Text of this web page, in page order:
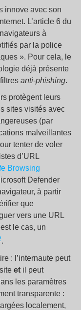
innove avec son
L’article 6 du
à
par la police
». Pour cela, le
déjà présente
anti-phishing.
protègent leurs
sites visités avec
(par
malveillantes
tenter de voler
d’URL
Browsing
Defender
à partir
que
vers une URL
le cas, un
.
: l’internaute peut
et il peut
les paramètres
transparente :
localement,